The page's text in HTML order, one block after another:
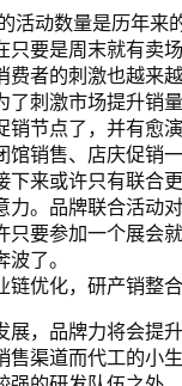
活动数量是历年来
只要是周末就有卖
费者的刺激也越来
了刺激市场提升销
销节点了，并有愈
馆销售、店庆促销
下来或许只有联合
力。品牌联合活动
只要参加一个展会
了。
链优化，研产销整
展，品牌力将会提
售渠道而代工的小